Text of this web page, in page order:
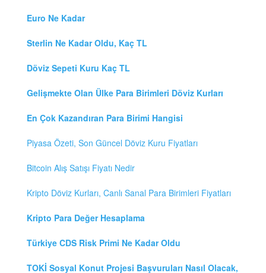
Euro Ne Kadar
Sterlin Ne Kadar Oldu, Kaç TL
Döviz Sepeti Kuru Kaç TL
Gelişmekte Olan Ülke Para Birimleri Döviz Kurları
En Çok Kazandıran Para Birimi Hangisi
Piyasa Özeti, Son Güncel Döviz Kuru Fiyatları
Bitcoin Alış Satışı Fiyatı Nedir
Kripto Döviz Kurları, Canlı Sanal Para Birimleri Fiyatları
Kripto Para Değer Hesaplama
Türkiye CDS Risk Primi Ne Kadar Oldu
TOKİ Sosyal Konut Projesi Başvuruları Nasıl Olacak,